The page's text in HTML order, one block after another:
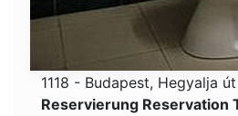
1118 - Budapest, Hegyalja
Reservierung Reservation